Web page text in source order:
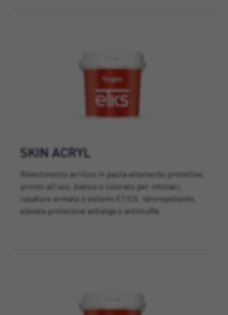
SKIN ACRYL
Rivestimento acrilico in pasta altamente protettivo,
pronto all’uso, bianco o colorato per intonaci,
rasature armate e sistemi ETICS. Idrorepellente,
elevata protezione antialga e antimuffa.